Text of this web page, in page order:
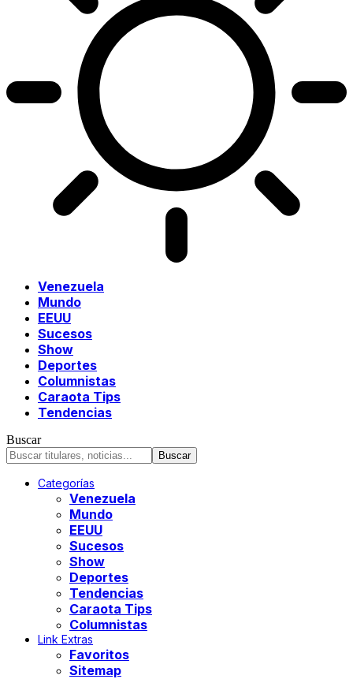
Venezuela
Mundo
EEUU
Sucesos
Show
Deportes
Columnistas
Caraota Tips
Tendencias
Buscar
Categorías
Venezuela
Mundo
EEUU
Sucesos
Show
Deportes
Tendencias
Caraota Tips
Columnistas
Link Extras
Favoritos
Sitemap